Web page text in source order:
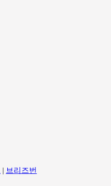
| 브리즈번